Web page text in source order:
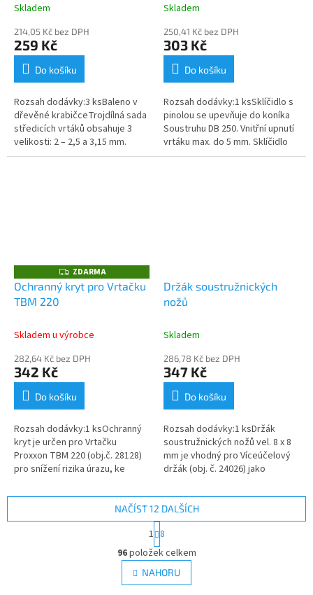
Skladem
214,05 Kč bez DPH
259 Kč
Do košíku
Rozsah dodávky:3 ksBaleno v
dřevěné krabičceTrojdílná sada
středicích vrtáků obsahuje 3
velikosti: 2 – 2,5 a 3,15 mm.
Středící vrtáky jsou vyrobené
Skladem
250,41 Kč bez DPH
303 Kč
Do košíku
Rozsah dodávky:1 ksSklíčidlo s
pinolou se upevňuje do koníka
Soustruhu DB 250. Vnitřní upnutí
vrtáku max. do 5 mm. Sklíčidlo
se nasazuje místo výměnného
Z
D
A
ZDARMA
Ochranný kryt pro Vrtačku
TBM 220
Skladem u výrobce
282,64 Kč bez DPH
342 Kč
Do košíku
Rozsah dodávky:1 ksOchranný
kryt je určen pro Vrtačku
Proxxon TBM 220 (obj.č. 28128)
pro snížení rizika úrazu, ke
vystřelením špony při vrtáním....
Držák soustružnických
nožů
Skladem
286,78 Kč bez DPH
347 Kč
Do košíku
Rozsah dodávky:1 ksDržák
soustružnických nožů vel. 8 x 8
mm je vhodný pro Víceúčelový
držák (obj. č. 24026) jako
ušetřili čas a neuseli pokaždé
měnit...
O
v
l
á
NAČÍST 12 DALŠÍCH
t
r
á
n
k
1 8
96položek celkem
NAHORU